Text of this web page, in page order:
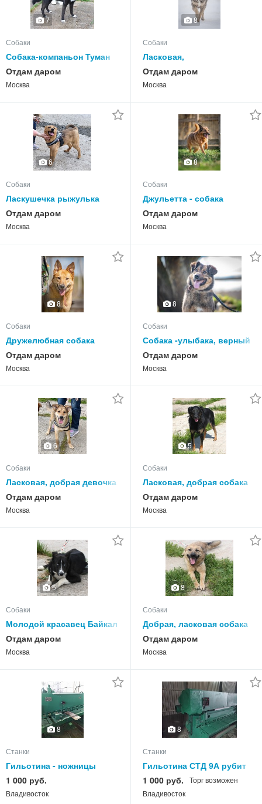
7
Собаки
Собака-компаньон Туман
мечтает о семье и доме
Отдам даром
Москва
8
Собаки
Ласковая,
жизнерадостная,
позитивная Златочка ждет
Отдам даром
Москва
6
Собаки
Ласкушечка рыжулька
Лисена ищет свою
любимую семью !
Отдам даром
Москва
8
Собаки
Джульетта - собака
компаньон, собака
верность очень ждет свою
Отдам даром
Москва
8
Собаки
Дружелюбная собака
-компаньон Пипа ищет дом
Отдам даром
Москва
8
Собаки
Собака -улыбака, верный
друг Тимка ждет свою
семью
Отдам даром
Москва
6
Собаки
Ласковая, добрая девочка
подросточек Нюша очень
ждет своего родного
Отдам даром
Москва
5
Собаки
Ласковая, добрая собака
Альма ждет своего
родного ЧЕЛОВЕКА!
Отдам даром
Москва
5
Собаки
Молодой красавец Байкал
ждёт своих людей
Отдам даром
Москва
8
Собаки
Добрая, ласковая собака
Лада всю жизнь ждет
своего родного
Отдам даром
Москва
8
Станки
Гильотина - ножницы
НК3418Г 6,3х2000 мм
продам
1 000 руб.
Владивосток
8
Станки
Гильотина СТД 9А рубит
6х2500мм, механическая
муфта, продам
1 000 руб.
Торг возможен
Владивосток